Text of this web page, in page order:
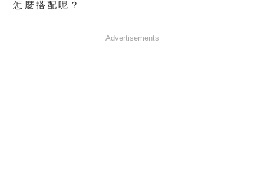
怎麼搭配呢？
Advertisements